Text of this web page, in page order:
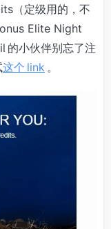
（定级用的，不
Elite Night
的小伙伴别忘了注
这个 link 。